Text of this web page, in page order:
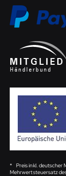
* Preis inkl. deutscher
Mehrwertsteuersatz